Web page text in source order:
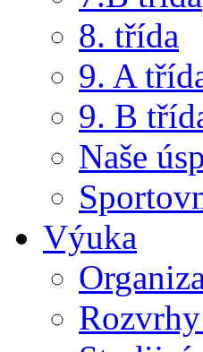
8. třída
9. A
9. B
Naše
Výuka